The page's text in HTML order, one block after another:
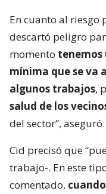
En cuanto al riesgo
descartó peligro
momento tenemos
mínima que se va
algunos trabajos,
salud de los
del sector”, aseguró.
Cid precisó que
trabajo-. En este
comentado,